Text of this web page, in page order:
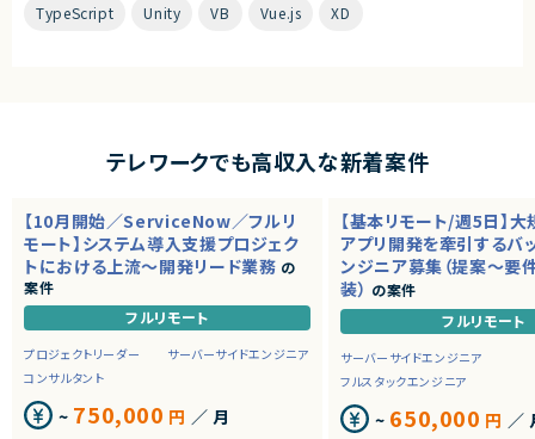
TypeScript Unity VB Vue.js XD
テレワークでも高収入な新着案件
【10月開始／ServiceNow／フルリ
モート】システム導入支援プロジェク
トにおける上流～開発リード業務 の
案件
フルリモート
プロジェクトリーダー
サーバーサイドエンジニア
コンサルタント
~ 750,000 円 ／ 月
【基本リモート/週5日】
アプリ開発を牽引するバ
ンジニア募集（提案～要
装） の案件
フルリモート
サーバーサイドエンジニア
フルスタックエンジニア
~ 650,000 円 ／